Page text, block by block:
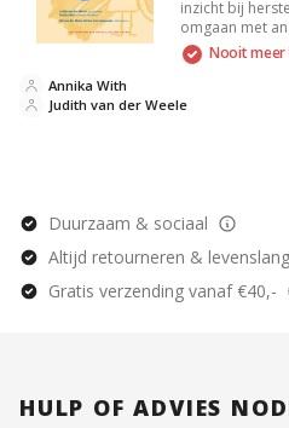
inzicht bij
omgaan met
stellen van
en respect
Nooit meer
Judith van der Weele
Annika With
Duurzaam & sociaal
Altijd retourneren &
Gratis verzending vanaf €40,-
HULP OF ADVIES